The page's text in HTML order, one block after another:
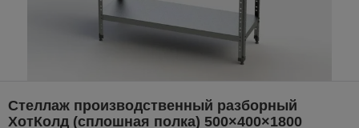
Стеллаж производственный разборный
ХотКолд (сплошная полка) 500×400×1800